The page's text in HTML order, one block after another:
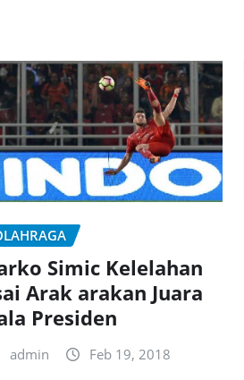
Simic Kelelahan
Arak arakan Juara
Presiden
admin Feb 19, 2018